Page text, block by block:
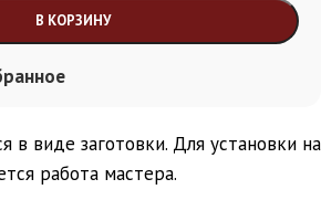
В КОРЗИНУ
в виде заготовки. Для установки на
работа мастера.